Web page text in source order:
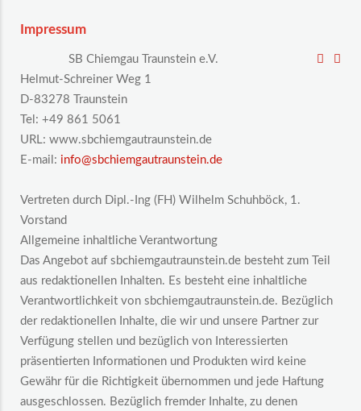
Impressum
SB Chiemgau Traunstein e.V.
Helmut-Schreiner Weg 1
D-83278 Traunstein
Tel: +49 861 5061
URL: www.sbchiemgautraunstein.de
E-mail: info@sbchiemgautraunstein.de
Vertreten durch Dipl.-Ing (FH) Wilhelm Schuhböck, 1.
Vorstand
Allgemeine inhaltliche Verantwortung
Das Angebot auf sbchiemgautraunstein.de besteht zum Teil
aus redaktionellen Inhalten. Es besteht eine inhaltliche
Verantwortlichkeit von sbchiemgautraunstein.de. Bezüglich
der redaktionellen Inhalte, die wir und unsere Partner zur
Verfügung stellen und bezüglich von Interessierten
präsentierten Informationen und Produkten wird keine
Gewähr für die Richtigkeit übernommen und jede Haftung
ausgeschlossen. Bezüglich fremder Inhalte, zu denen